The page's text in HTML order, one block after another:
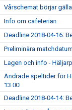
Vårschemat börjar
Info om cafeterian
Deadline 2018-04-16:
Preliminära
Lagen och info -
Ändrade speltider för
13.00
Deadline 2018-04-14: